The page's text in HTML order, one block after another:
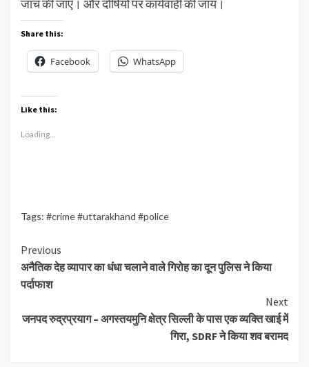
जांच की जाए। और दोषियों पर कार्यवाही की जाय।
Share this:
Facebook WhatsApp
Like this:
Loading...
Tags: #crime #uttarakhand #police
Continue
Reading
Previous
अनैतिक देह व्यापार का धंधा चलाने वाले गिरोह का दून पुलिस ने किया
पर्दाफाश
Next
जनपद रुद्रप्रयाग – अगस्तयमुनि क्षेत्र सिल्ली के पास एक व्यक्ति खाई में
गिरा, SDRF ने किया शव बरामद